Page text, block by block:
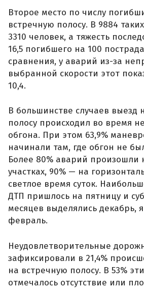
Второе место по числу
встречную полосу. В 9884
3310 человек, а тяжесть
16,5 погибшего на 100
сравнения, у аварий из-за
выбранной скорости этот
10,4.
В большинстве случаев выезд
полосу происходил во время
обгона. При этом 63,9%
начинали там, где обгон не
Более 80% аварий произошли
участках, 90% — на
светлое время суток.
ДТП пришлось на пятницу и
месяцев выделялись декабрь,
февраль.
Неудовлетворительные
зафиксировали в 21,4%
на встречную полосу. В 53%
отмечалось отсутствие или